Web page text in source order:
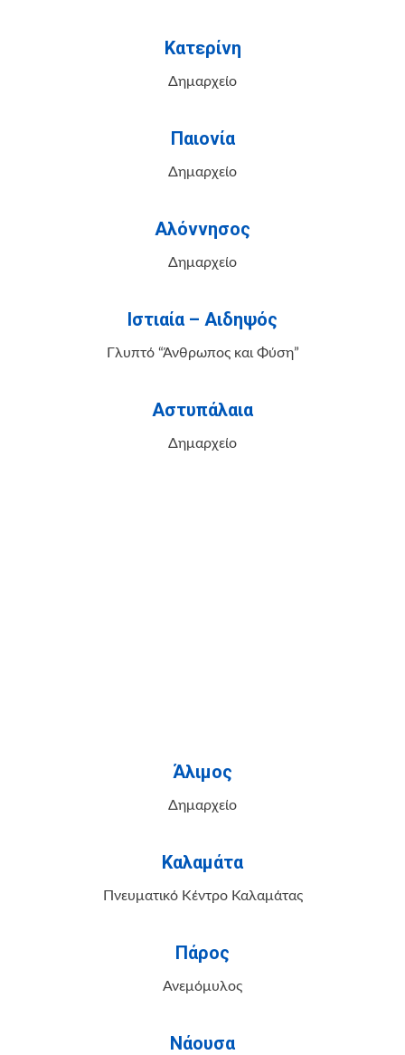
Κατερίνη
Δημαρχείο
Παιονία
Δημαρχείο
Αλόννησος
Δημαρχείο
Ιστιαία – Αιδηψός
Γλυπτό “Άνθρωπος και Φύση”
Αστυπάλαια
Δημαρχείο
Άλιμος
Δημαρχείο
Καλαμάτα
Πνευματικό Κέντρο Καλαμάτας
Πάρος
Ανεμόμυλος
Νάουσα